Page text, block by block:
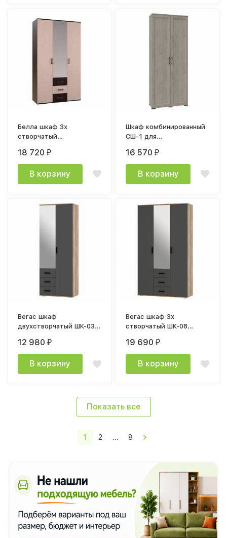
Белла шкаф 3х
створчатый
/ дуб атланта
18 720₽
В корзину
Шкаф комбинированный
СШ-1 для
дуб крафт белый
16 570₽
В корзину
Вегас шкаф
двухстворчатый ШК-03
каньон / графит
12 980₽
В корзину
Вегас шкаф 3х
створчатый ШК-08
каньон / графит
19 690₽
В корзину
Показать все
1 2 ... 8